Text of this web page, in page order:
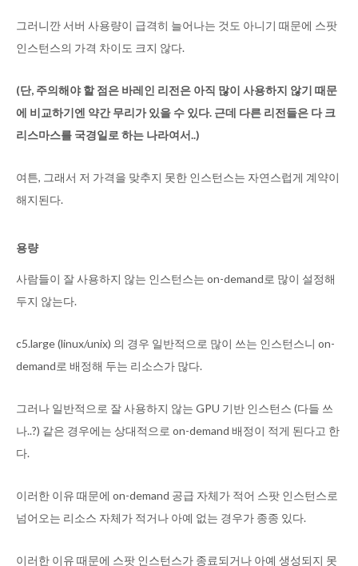
그러니깐 서버 사용량이 급격히 늘어나는 것도 아니기 때문에 스팟
인스턴스의 가격 차이도 크지 않다.
(단, 주의해야 할 점은 바레인 리전은 아직 많이 사용하지 않기 때문
에 비교하기엔 약간 무리가 있을 수 있다. 근데 다른 리전들은 다 크
리스마스를 국경일로 하는 나라여서..)
여튼, 그래서 저 가격을 맞추지 못한 인스턴스는 자연스럽게 계약이
해지된다.
용량
사람들이 잘 사용하지 않는 인스턴스는 on-demand로 많이 설정해
두지 않는다.
c5.large (linux/unix) 의 경우 일반적으로 많이 쓰는 인스턴스니 on-
demand로 배정해 두는 리소스가 많다.
그러나 일반적으로 잘 사용하지 않는 GPU 기반 인스턴스 (다들 쓰
나..?) 같은 경우에는 상대적으로 on-demand 배정이 적게 된다고 한
다.
이러한 이유 때문에 on-demand 공급 자체가 적어 스팟 인스턴스로
넘어오는 리소스 자체가 적거나 아예 없는 경우가 종종 있다.
이러한 이유 때문에 스팟 인스턴스가 종료되거나 아예 생성되지 못